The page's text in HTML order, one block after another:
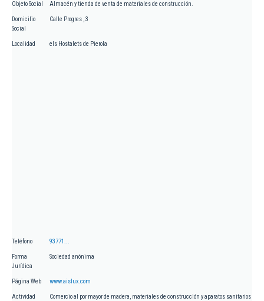
Objeto Social Almacén y tienda de venta de materiales de construcción.
Domicilio
Social
Calle Progres , 3
Localidad els Hostalets de Pierola
Teléfono 93771...
Forma
Jurídica
Sociedad anónima
Página Web www.aislux.com
Actividad Comercio al por mayor de madera, materiales de construcción y aparatos sanitarios